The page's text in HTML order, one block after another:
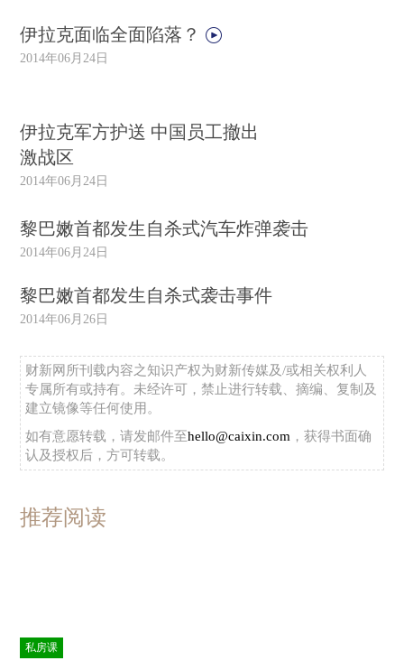
伊拉克面临全面陷落？
2014年06月24日
伊拉克军方护送 中国员工撤出
激战区
2014年06月24日
黎巴嫩首都发生自杀式汽车炸弹袭击
2014年06月24日
黎巴嫩首都发生自杀式袭击事件
2014年06月26日
财新网所刊载内容之知识产权为财新传媒及/或相关权利人
专属所有或持有。未经许可，禁止进行转载、摘编、复制及
建立镜像等任何使用。
如有意愿转载，请发邮件至hello@caixin.com ，获得书面确
认及授权后，方可转载。
推荐阅读
私房课